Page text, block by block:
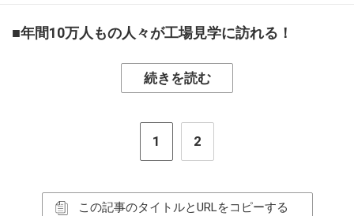
■年間10万人もの人々が工場見学に訪れる！
続きを読む
1 2
この記事のタイトルとURLをコピーする